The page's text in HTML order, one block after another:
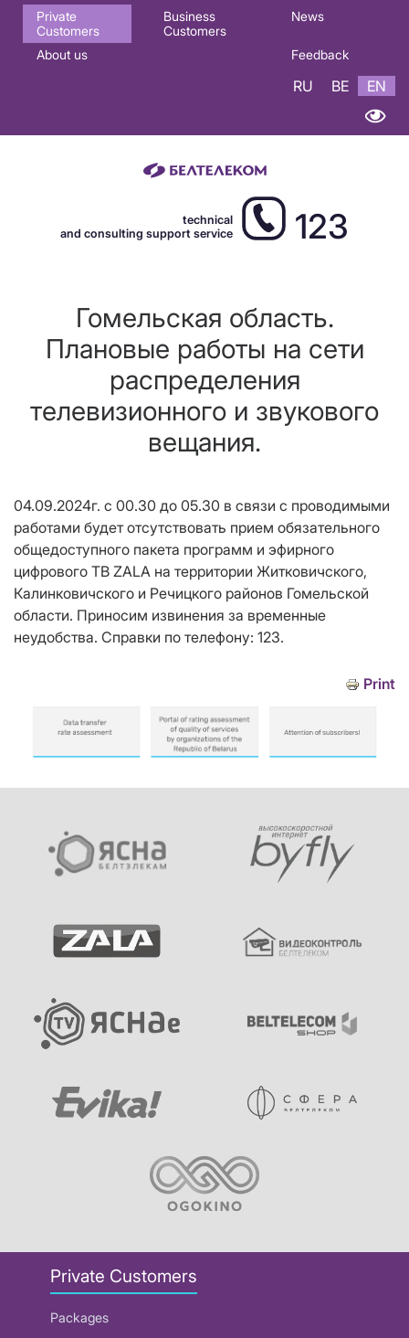
Основная
навигация
Private
Customers
Business
Customers
News
About us Feedback
RU BE EN
technical
and consulting support service
123
Гомельская область.
Плановые работы на сети
распределения
телевизионного и звукового
вещания.
04.09.2024г. с 00.30 до 05.30 в связи с проводимыми
работами будет отсутствовать прием обязательного
общедоступного пакета программ и эфирного
цифрового ТВ ZALA на территории Житковичского,
Калинковичского и Речицкого районов Гомельской
области. Приносим извинения за временные
неудобства. Справки по телефону: 123.
Print
Private Customers
Packages